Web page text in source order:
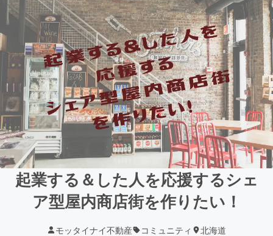
起業する＆した人を応援するシェ
ア型屋内商店街を作りたい！
モッタイナイ不動産 コミュニティ 北海道